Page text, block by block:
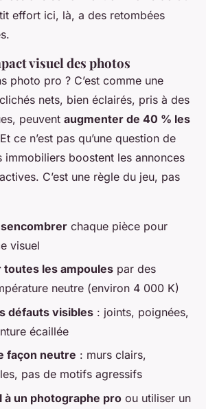
effort ici, là, a des retombées
visuel des photos
photo pro ? C’est comme une
nets, bien éclairés, pris à des
peuvent augmenter de 40 % les
ce n’est pas qu’une question de
boostent les annonces
C’est une règle du jeu, pas
chaque pièce pour
visuel
toutes les ampoules par des
neutre (environ 4 000 K)
défauts visibles : joints, poignées,
écaillée
façon neutre : murs clairs,
pas de motifs agressifs
à un photographe pro ou utiliser un